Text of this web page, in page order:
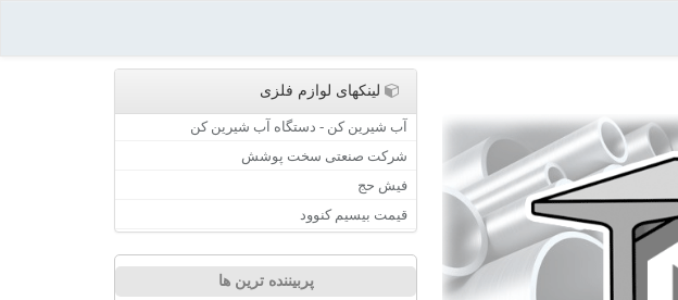
لینکهای لوازم فلزی
آب شیرین کن - دستگاه آب شیرین کن
شرکت صنعتی سخت پوشش
فیش حج
قیمت بیسیم کنوود
پربیننده ترین ها